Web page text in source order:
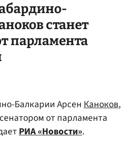
станет
парламента
Балкарии АрсенКаноков,
от парламента
РИА «Новости».